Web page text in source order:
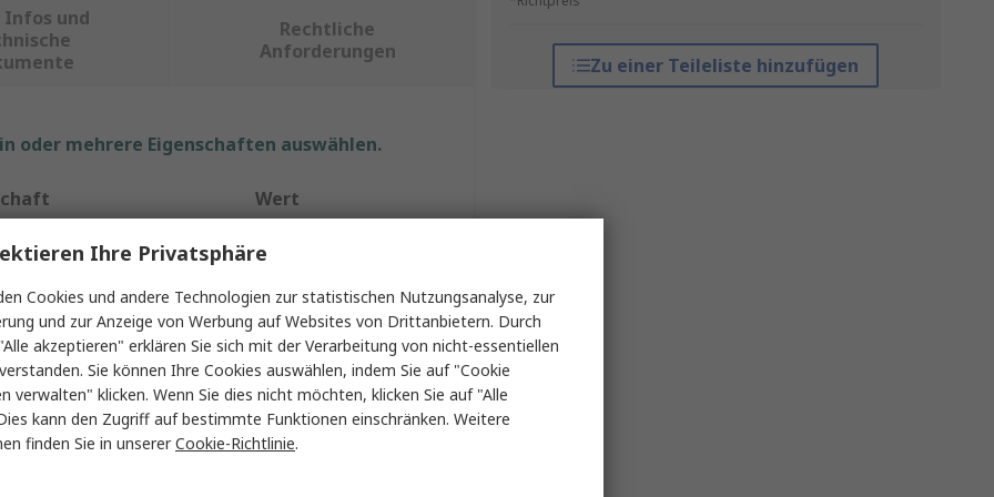
Zu einer Teileliste hinzufügen
Infos und
Rechtliche
Anforderungen
oder mehrere Eigenschaften auswählen.
Wert
Pfannenberg
Typ Heizlüfter
max. 250W
230V
Rastung
Ihre Privatsphäre
Cookies und andere Technologien zur statistischen Nutzungsanalyse, zur
und zur Anzeige von Werbung auf Websites von Drittanbietern. Durch
akzeptieren" erklären Sie sich mit der Verarbeitung von nicht-essentiellen
Sie können Ihre Cookies auswählen, indem Sie auf "Cookie
verwalten" klicken. Wenn Sie dies nicht möchten, klicken Sie auf "Alle
kann den Zugriff auf bestimmte Funktionen einschränken. Weitere
finden Sie in unsererCookie-Richtlinie.